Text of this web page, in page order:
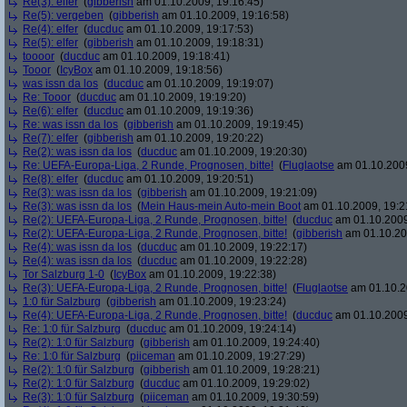
Re(5): vergeben (gibberish am 01.10.2009, 19:16:58)
Re(4): elfer (ducduc am 01.10.2009, 19:17:53)
Re(5): elfer (gibberish am 01.10.2009, 19:18:31)
toooor (ducduc am 01.10.2009, 19:18:41)
Tooor ( IcyBox am 01.10.2009, 19:18:56)
was issn da los (ducduc am 01.10.2009, 19:19:07)
Re: Tooor (ducduc am 01.10.2009, 19:19:20)
Re(6): elfer (ducduc am 01.10.2009, 19:19:36)
Re: was issn da los (gibberish am 01.10.2009, 19:19:45)
Re(7): elfer (gibberish am 01.10.2009, 19:20:22)
Re(2): was issn da los (ducduc am 01.10.2009, 19:20:30)
Re: UEFA-Europa-Liga, 2 Runde, Prognosen, bitte! (Fluglaotse am
Re(8): elfer (ducduc am 01.10.2009, 19:20:51)
Re(3): was issn da los (gibberish am 01.10.2009, 19:21:09)
Re(3): was issn da los (Mein Haus-mein Auto-mein Boot am 01.10.2009,
Re(2): UEFA-Europa-Liga, 2 Runde, Prognosen, bitte! (ducduc am
Re(2): UEFA-Europa-Liga, 2 Runde, Prognosen, bitte! (gibberish am
Re(4): was issn da los (ducduc am 01.10.2009, 19:22:17)
Re(4): was issn da los (ducduc am 01.10.2009, 19:22:28)
Tor Salzburg 1-0 ( IcyBox am 01.10.2009, 19:22:38)
Re(3): UEFA-Europa-Liga, 2 Runde, Prognosen, bitte! (Fluglaotse am
1:0 für Salzburg (gibberish am 01.10.2009, 19:23:24)
Re(4): UEFA-Europa-Liga, 2 Runde, Prognosen, bitte! (ducduc am
Re: 1:0 für Salzburg (ducduc am 01.10.2009, 19:24:14)
Re(2): 1:0 für Salzburg (gibberish am 01.10.2009, 19:24:40)
Re: 1:0 für Salzburg (piiceman am 01.10.2009, 19:27:29)
Re(2): 1:0 für Salzburg (gibberish am 01.10.2009, 19:28:21)
Re(2): 1:0 für Salzburg (ducduc am 01.10.2009, 19:29:02)
Re(3): 1:0 für Salzburg (piiceman am 01.10.2009, 19:30:59)